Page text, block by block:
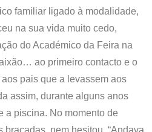
familiar ligado à modalidade,
na sua vida muito cedo,
do Académico da Feira na
ao primeiro contacto e o
pais que a levassem aos
assim, durante alguns anos
a piscina. No momento de
braçadas, nem hesitou. “Andava